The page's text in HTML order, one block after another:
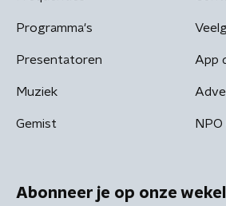
Programma's
Presentatoren
Muziek
Gemist
App
NPO
Abonneer je op onze